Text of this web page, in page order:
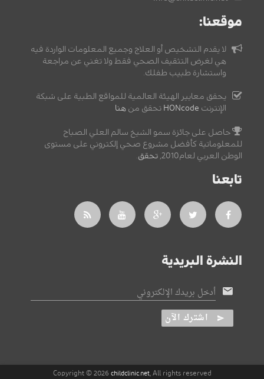
موقعنا:
لا يقدم التشخيص أو العلاج وجميع المعلومات الواردة فيه
هي لغرض التثقيف الصحي فقط ولا تغني عن مراجعة
واستشارة طبيب طفلك.
يحقق معايير الهيئة العالمية للمواقع الطبية على شبكة
الإنترنت HONcode تحقق من هنا
حاصل على جائزة سمو الشيخ سالم العلي الصباح
للمعلوماتية كأفضل مشروع صحي إلكتروني على مستوى
الوطن العربي لعام2010,
تحقق
تابعنا
النشرة البريدية
أدخل بريدك الإلكتروني
اشترك الآن
Copyright © 2026 childclinic.net, All rights reserved